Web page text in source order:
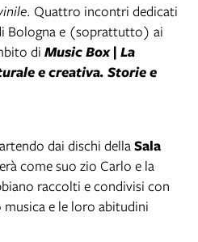
. Quattro incontri dedicati
Bologna e (soprattutto) ai
di Music Box | La
e creativa. Storie e
dai dischi dellaSala
come suo zio Carlo e la
raccolti e condivisi con
e le loro abitudini